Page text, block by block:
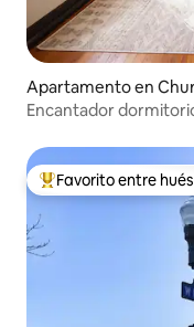
Apartamento en
Encantador
Favorito entre
Favorito entre